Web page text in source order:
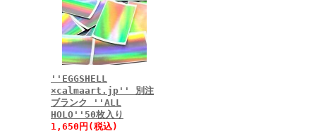
''EGGSHELL
×calmaart.jp'' 別注
ブランク ''ALL
HOLO''50枚入り
1,650円(税込)